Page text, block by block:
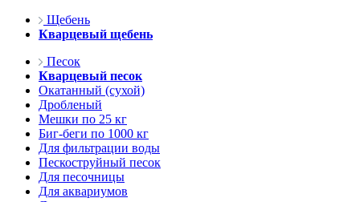
Щебень
Кварцевый щебень
Песок
Кварцевый песок
Окатанный (сухой)
Дробленый
Мешки по 25 кг
Биг-беги по 1000 кг
Для фильтрации воды
Пескоструйный песок
Для песочницы
Для аквариумов